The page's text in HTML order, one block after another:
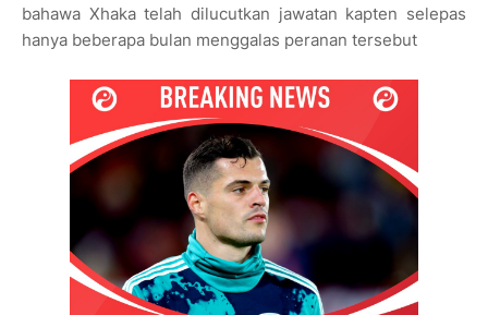
bahawa Xhaka telah dilucutkan jawatan kapten selepas
hanya beberapa bulan menggalas peranan tersebut